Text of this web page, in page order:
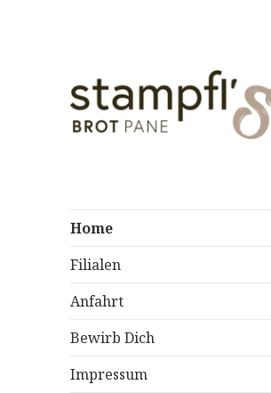
Home
Filialen
Anfahrt
Bewirb Dich
Impressum